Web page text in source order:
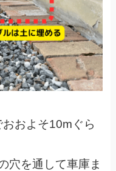
およそ10mぐら
穴を通して車庫ま